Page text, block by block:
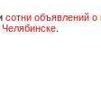
сотни объявлений